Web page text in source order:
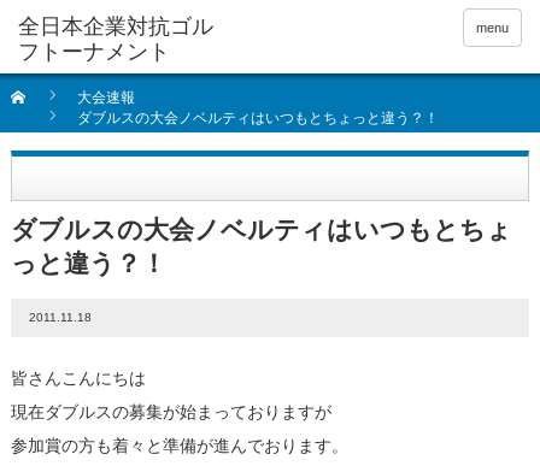
全日本企業対抗ゴル
フトーナメント
menu
大会速報
ダブルスの大会ノベルティはいつもとちょっと違う？！
ダブルスの大会ノベルティはいつもとちょ
っと違う？！
2011.11.18
皆さんこんにちは
現在ダブルスの募集が始まっておりますが
参加賞の方も着々と準備が進んでおります。